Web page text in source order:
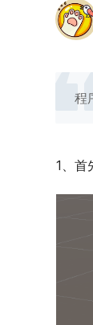
程
1、首